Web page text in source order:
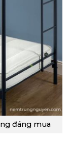
đáng mua